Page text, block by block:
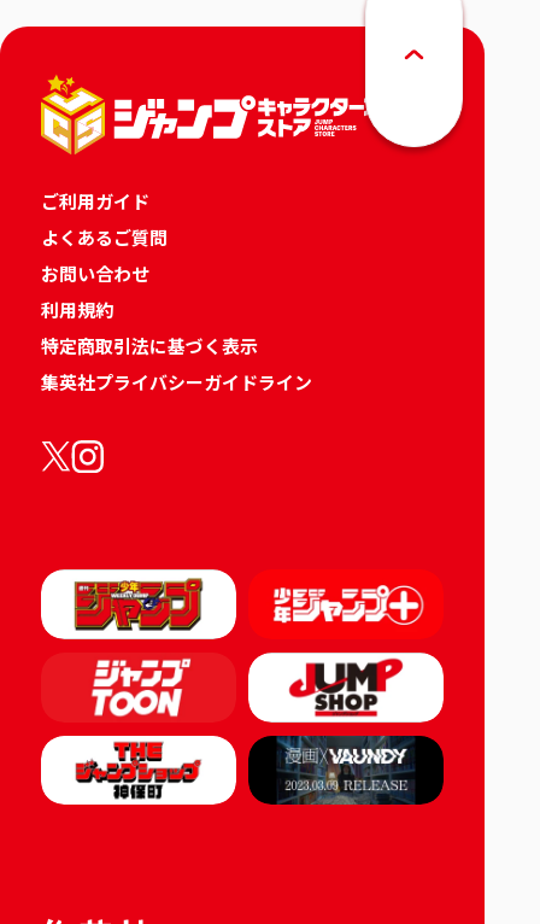
ご利用ガイド
よくあるご質問
お問い合わせ
利用規約
特定商取引法に基づく表示
集英社プライバシーガイドライン